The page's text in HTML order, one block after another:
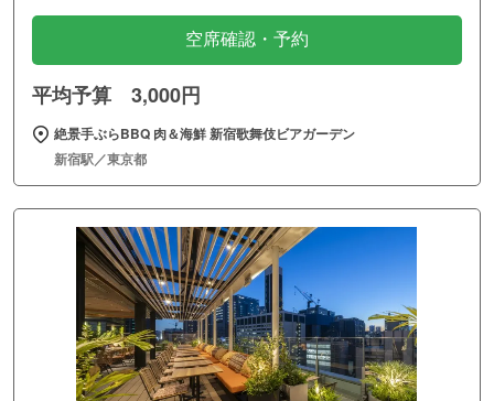
空席確認・予約
平均予算 3,000円
絶景手ぶらBBQ 肉＆海鮮 新宿歌舞伎ビアガーデン
新宿駅／東京都